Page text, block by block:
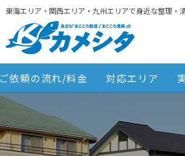
東海エリア・関西エリア・九州エリアで身近な整理・
ご依頼の流れ/料金 対応エリア